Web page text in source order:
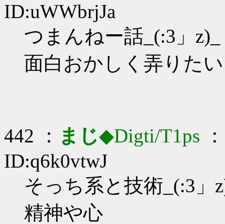
ID:uWWbrjJa
つまんねー話_(:3」z)_
面白おかしく弄りたい
442 ： まじ◆Digti/T1ps
ID:q6k0vtwJ
そっち系と技術_(:3」
精神や心